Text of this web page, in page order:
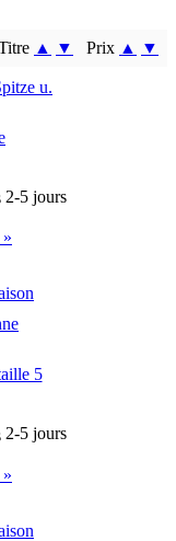
▲ ▼ Prix ▲ ▼
2-5 jours
5
2-5 jours